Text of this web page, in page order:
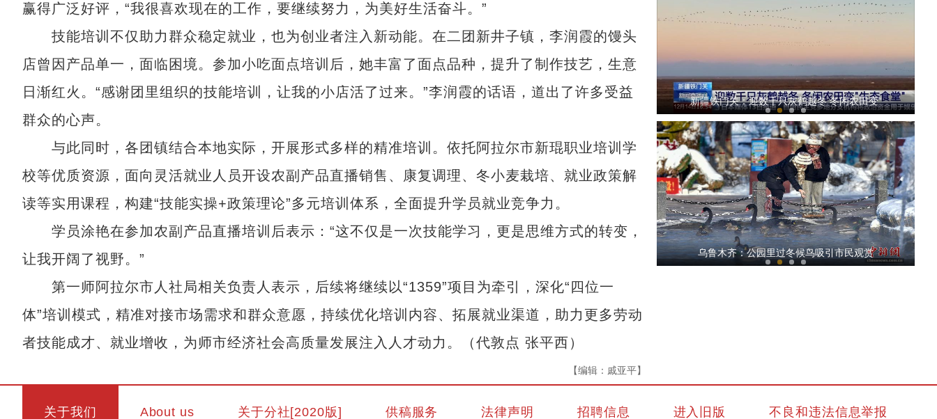
赢得广泛好评，“我很喜欢现在的工作，要继续努力，为美好生活奋斗。”
技能培训不仅助力群众稳定就业，也为创业者注入新动能。在二团新井子镇，李润霞的馒头
店曾因产品单一，面临困境。参加小吃面点培训后，她丰富了面点品种，提升了制作技艺，生意
日渐红火。“感谢团里组织的技能培训，让我的小店活了过来。”李润霞的话语，道出了许多受益
群众的心声。
与此同时，各团镇结合本地实际，开展形式多样的精准培训。依托阿拉尔市新琨职业培训学
校等优质资源，面向灵活就业人员开设农副产品直播销售、康复调理、冬小麦栽培、就业政策解
读等实用课程，构建“技能实操+政策理论”多元培训体系，全面提升学员就业竞争力。
学员涂艳在参加农副产品直播培训后表示：“这不仅是一次技能学习，更是思维方式的转变，
让我开阔了视野。”
第一师阿拉尔市人社局相关负责人表示，后续将继续以“1359”项目为牵引，深化“四位一
体”培训模式，精准对接市场需求和群众意愿，持续优化培训内容、拓展就业渠道，助力更多劳动
者技能成才、就业增收，为师市经济社会高质量发展注入人才动力。（代敦点 张平西）
【编辑：戚亚平】
新疆铁门关：迎数千只灰鹤越冬 冬闲农田变“
新疆4000亩沙漠盐碱水稻丰收
乌鲁木齐：公园里过冬候鸟吸引市民观赏
关于我们 About us 关于分社[2020版] 供稿服务 法律声明 招聘信息 进入旧版 不良和违法信息举报